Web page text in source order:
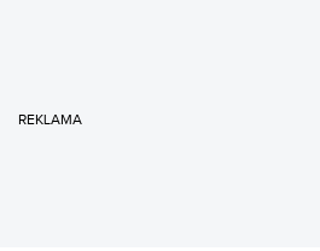
REKLAMA